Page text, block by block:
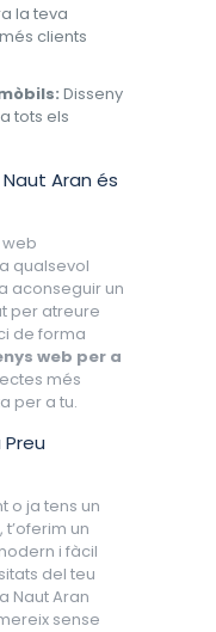
la teva
clients
Disseny
tots els
Aran és
web
qualsevol
aconseguir un
per atreure
de forma
web per a
més
per a tu.
o ja tens un
un
i fàcil
del teu
Naut Aran
sense